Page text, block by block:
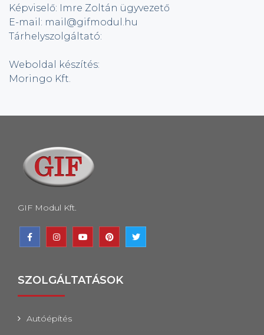
Képviselő: Imre Zoltán ügyvezető
E-mail: mail@gifmodul.hu
Tárhelyszolgáltató:
Weboldal készítés:
Moringo Kft.
GIF Modul Kft.
SZOLGÁLTATÁSOK
Autóépítés